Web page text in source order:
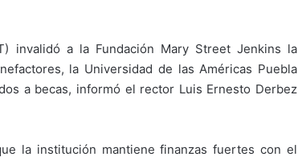
invalidó a la Fundación Mary Street Jenkins la
la Universidad de las Américas Puebla
a becas, informó el rector Luis Ernesto Derbez
la institución mantiene finanzas fuertes con el